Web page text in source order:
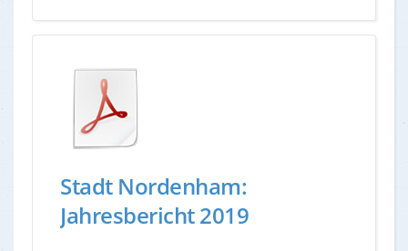
Stadt Nordenham:
Jahresbericht 2019